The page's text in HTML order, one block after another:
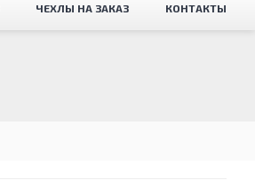
ЧЕХЛЫ НА ЗАКАЗ КОНТАКТЫ